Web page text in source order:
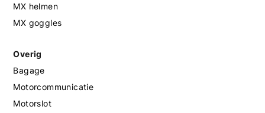
MX helmen
MX goggles
Overig
Bagage
Motorcommunicatie
Motorslot